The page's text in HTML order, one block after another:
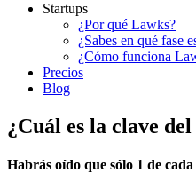
Startups
¿Por qué Lawks?
¿Sabes en qué fase
¿Cómo funciona
Precios
Blog
¿Cuál es la clave
Habrás oído que sólo 1 de